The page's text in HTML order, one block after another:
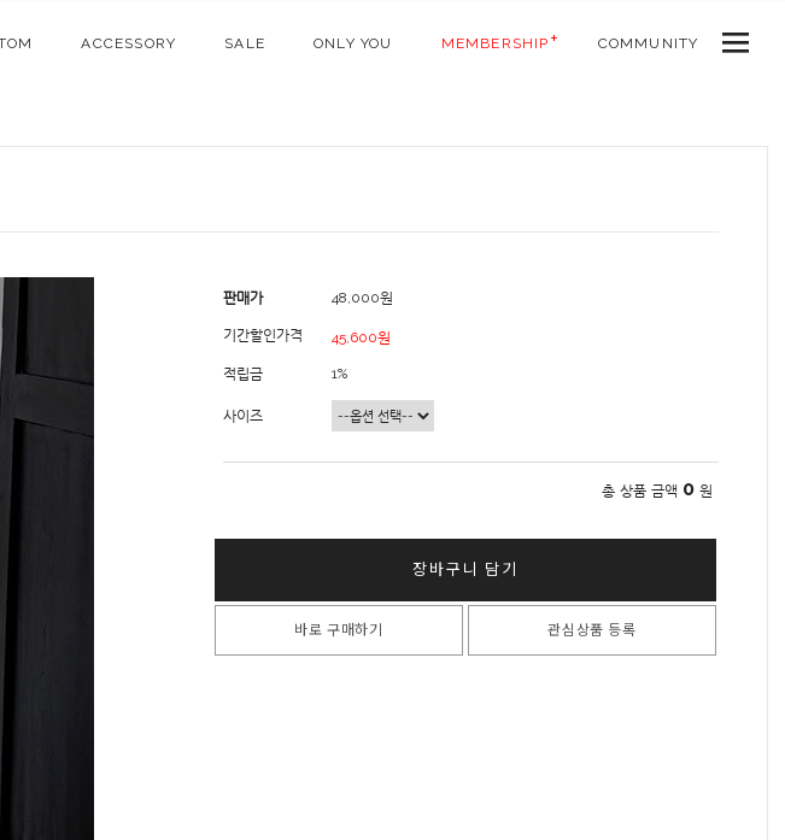
ACCESSORY SALE ONLY YOU MEMBERSHIP COMMUNITY
판매가 48,000원
기간할인가격 45,600원
적립금 1%
사이즈
총 상품 금액 0 원
장바구니 담기
바로 구매하기 관심상품 등록